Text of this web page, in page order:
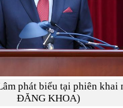
phát biểu tại phiên khai
ĐĂNG KHOA)